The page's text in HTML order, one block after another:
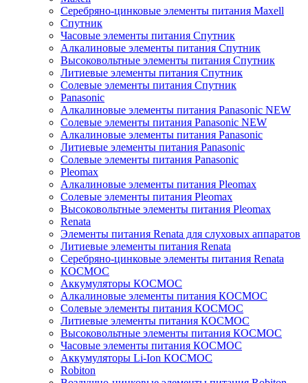
Серебряно-цинковые элементы питания Maxell
Спутник
Часовые элементы питания Спутник
Алкалиновые элементы питания Спутник
Высоковольтные элементы питания Спутник
Литиевые элементы питания Спутник
Солевые элементы питания Спутник
Panasonic
Алкалиновые элементы питания Panasonic NEW
Солевые элементы питания Panasonic NEW
Алкалиновые элементы питания Panasonic
Литиевые элементы питания Panasonic
Солевые элементы питания Panasonic
Pleomax
Алкалиновые элементы питания Pleomax
Солевые элементы питания Pleomax
Высоковольтные элементы питания Pleomax
Renata
Элементы питания Renata для слуховых аппаратов
Литиевые элементы питания Renata
Серебряно-цинковые элементы питания Renata
КОСМОС
Аккумуляторы КОСМОС
Алкалиновые элементы питания КОСМОС
Солевые элементы питания КОСМОС
Литиевые элементы питания КОСМОС
Высоковольтные элементы питания КОСМОС
Часовые элементы питания КОСМОС
Аккумуляторы Li-Ion КОСМОС
Robiton